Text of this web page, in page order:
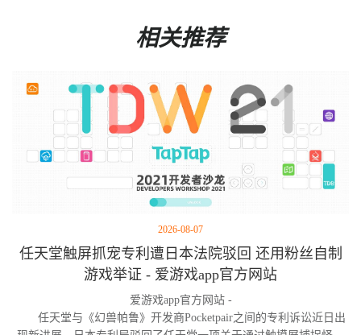
相关推荐
2026-08-07
任天堂触屏抓宠专利遭日本法院驳回 还用粉丝自制
游戏举证 - 爱游戏app官方网站
爱游戏app官方网站 -
任天堂与《幻兽帕鲁》开发商Pocketpair之间的专利诉讼近日出